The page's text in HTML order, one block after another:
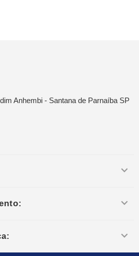
Anhembi - Santana de Parnaíba SP